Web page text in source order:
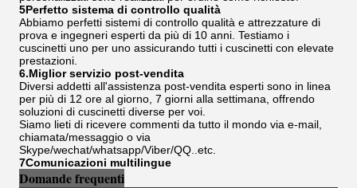
5Perfetto sistema di controllo qualità
Abbiamo perfetti sistemi di controllo qualità e attrezzature di
prova e ingegneri esperti da più di 10 anni. Testiamo i
cuscinetti uno per uno assicurando tutti i cuscinetti con elevate
prestazioni.
6.Miglior servizio post-vendita
Diversi addetti all'assistenza post-vendita esperti sono in linea
per più di 12 ore al giorno, 7 giorni alla settimana, offrendo
soluzioni di cuscinetti diverse per voi.
Siamo lieti di ricevere commenti da tutto il mondo via e-mail,
chiamata/messaggio o via
Skype/wechat/whatsapp/Viber/QQ..etc.
7Comunicazioni multilingue
Domande frequenti